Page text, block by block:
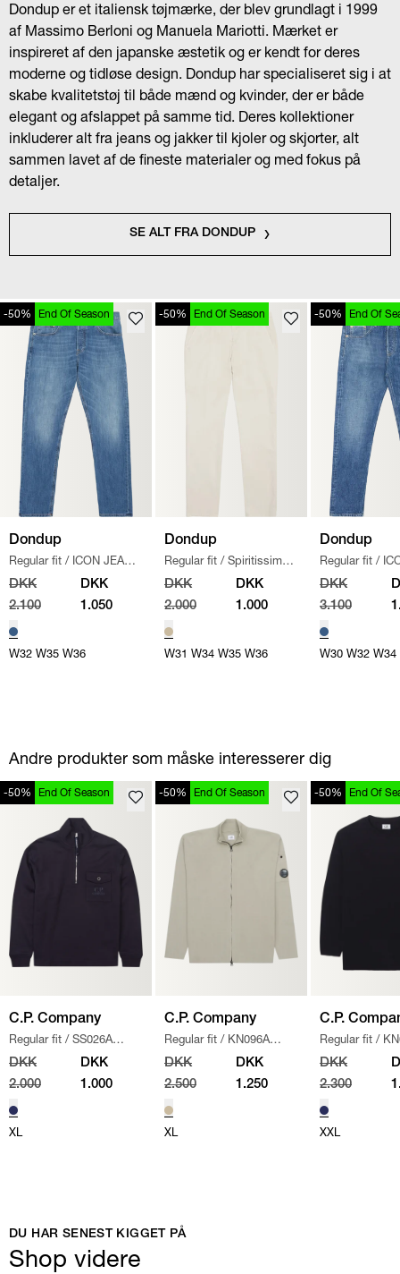
Dondup er et italiensk tøjmærke, der blev grundlagt i 1999
af Massimo Berloni og Manuela Mariotti. Mærket er
inspireret af den japanske æstetik og er kendt for deres
moderne og tidløse design. Dondup har specialiseret sig i at
skabe kvalitetstøj til både mænd og kvinder, der er både
elegant og afslappet på samme tid. Deres kollektioner
inkluderer alt fra jeans og jakker til kjoler og skjorter, alt
sammen lavet af de fineste materialer og med fokus på
detaljer.
SE ALT FRA DONDUP
-50% End Of Season
Dondup
Regular fit / ICON JEANS
/ DENIM
DKK
2.100
DKK
1.050
W32 W35 W36
-50% End Of Season
Dondup
Regular fit / Spiritissimo
Chinos
DKK
2.000
DKK
1.000
W31 W34 W35 W36
-50% End Of
Dondup
Regular fit /
SELVEDGE
DKK
3.100
W30 W32 W34
Andre produkter som måske interesserer dig
-50% End Of Season
C.P. Company
Regular fit / SS026A
005086W SWEATSHIRT
DKK
2.000
DKK
1.000
XL
-50% End Of Season
C.P. Company
Regular fit / KN096A
110560A STRIK / SAND
DKK
2.500
DKK
1.250
XL
-50% End Of
C.P.
Regular fit /
/ NAVY
DKK
2.300
XXL
DU HAR SENEST KIGGET PÅ
Shop videre